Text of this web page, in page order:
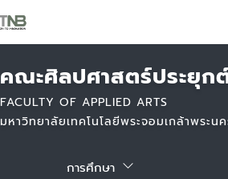
คณะศิลปศาสตร์ประยุก
FACULTY OF APPLIED ARTS
มหาวิทยาลัยเทคโนโลยีพระจอมเกล้าพระน
การศึกษา